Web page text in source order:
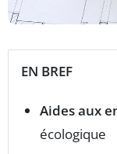
EN BREF
Aides aux
écologique